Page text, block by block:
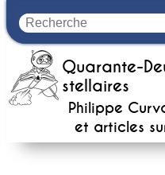
Quarante-
stellaires
Philippe
et articles